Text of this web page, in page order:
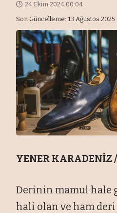
Son Güncelleme: 13 Ağustos 2025
24 Ekim 2024 00:04
YENER KARADENİZ
Derinin mamul hale
hali olan ve ham